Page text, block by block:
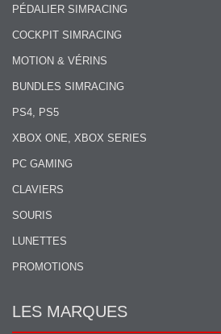
PÉDALIER SIMRACING
COCKPIT SIMRACING
MOTION & VÉRINS
BUNDLES SIMRACING
PS4, PS5
XBOX ONE, XBOX SERIES
PC GAMING
CLAVIERS
SOURIS
LUNETTES
PROMOTIONS
LES MARQUES